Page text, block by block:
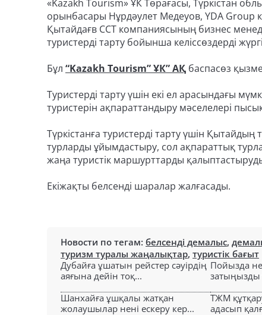
«Kazakh Tourism» ҰК Төрағасы, Түркістан
орынбасары Нұрдәулет Медеуов, YDA Group
Қытайдағв ССТ компаниясының бизнес
туристерді тарту бойынша келіссөздерді
Бұл “Kazakh Tourism” ҰК” АҚ баспасөз
Туристерді тарту үшін екі ел арасындағы
туристерін ақпараттандыру мәселелері
Түркістанға туристерді тарту үшін
турларды ұйымдастыру, сол ақпараттық
жаңа туристік маршурттарды
Екіжақты белсенді шаралар жалғасады.
Новости по тегам: белсенді демалыс,
туризм туралы жаңалықтар, туристік бағыт
Дубайға ұшатын рейстер сәуірдің
аяғына дейін тоқ...
Пойызда
затыңызды
Шанхайға ұшқалы жатқан
жолаушылар нені ескеру кер...
ТЖМ
адасып